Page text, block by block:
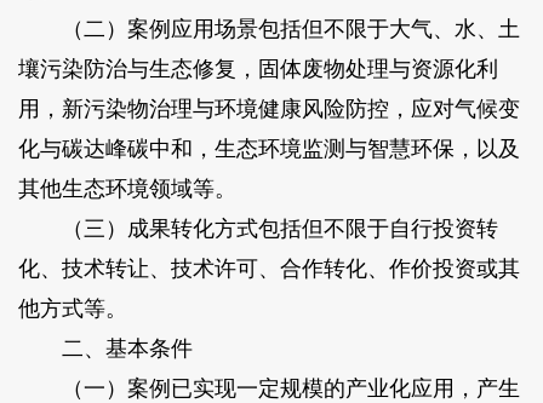
（二）案例应用场景包括但不限于大气、水、土
壤污染防治与生态修复，固体废物处理与资源化利
用，新污染物治理与环境健康风险防控，应对气候变
化与碳达峰碳中和，生态环境监测与智慧环保，以及
其他生态环境领域等。
（三）成果转化方式包括但不限于自行投资转
化、技术转让、技术许可、合作转化、作价投资或其
他方式等。
二、基本条件
（一）案例已实现一定规模的产业化应用，产生